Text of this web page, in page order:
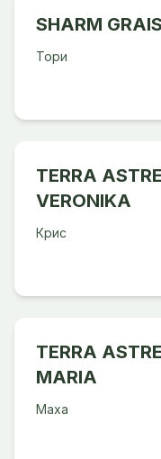
SHARM
Тори
TERRA
VERONIKA
Крис
TERRA
MARIA
Маха